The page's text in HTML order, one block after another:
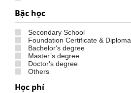
Bậc học
Secondary School
Foundation Certificate & Diploma
Bachelor's degree
Master’s degree
Doctor's degree
Others
Học phí